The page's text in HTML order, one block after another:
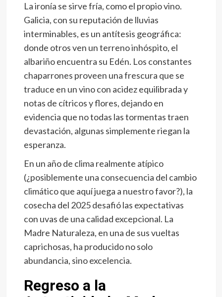
La ironía se sirve fría, como el propio vino.
Galicia, con su reputación de lluvias
interminables, es un antítesis geográfica:
donde otros ven un terreno inhóspito, el
albariño encuentra su Edén. Los constantes
chaparrones proveen una frescura que se
traduce en un vino con acidez equilibrada y
notas de cítricos y flores, dejando en
evidencia que no todas las tormentas traen
devastación, algunas simplemente riegan la
esperanza.
En un año de clima realmente atípico
(¿posiblemente una consecuencia del cambio
climático que aquí juega a nuestro favor?), la
cosecha del 2025 desafió las expectativas
con uvas de una calidad excepcional. La
Madre Naturaleza, en una de sus vueltas
caprichosas, ha producido no solo
abundancia, sino excelencia.
Regreso a la